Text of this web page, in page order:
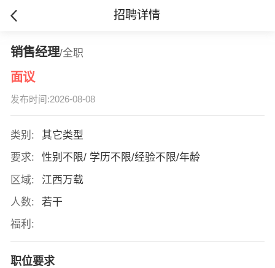
招聘详情
销售经理/全职
面议
发布时间:2026-08-08
类别:
其它类型
要求:
性别不限/ 学历不限/经验不限/年龄
区域:
江西万载
人数:
若干
福利:
职位要求